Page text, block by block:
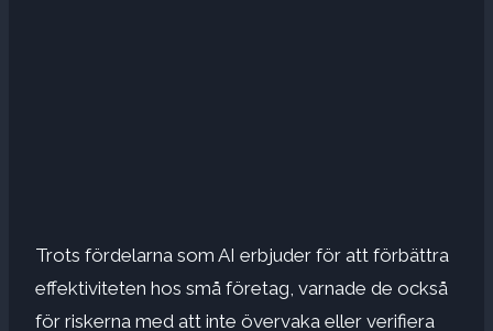
Trots fördelarna som AI erbjuder för att förbättra
effektiviteten hos små företag, varnade de också
för riskerna med att inte övervaka eller verifiera